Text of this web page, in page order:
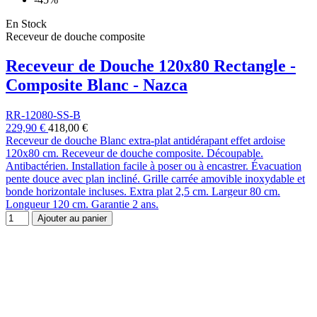
En Stock
Receveur de douche composite
Receveur de Douche 120x80 Rectangle -
Composite Blanc - Nazca
RR-12080-SS-B
229,90 € 418,00 €
Receveur de douche Blanc extra-plat antidérapant effet ardoise
120x80 cm. Receveur de douche composite. Découpable.
Antibactérien. Installation facile à poser ou à encastrer. Évacuation
pente douce avec plan incliné. Grille carrée amovible inoxydable et
bonde horizontale incluses. Extra plat 2,5 cm. Largeur 80 cm.
Longueur 120 cm. Garantie 2 ans.
Ajouter au panier